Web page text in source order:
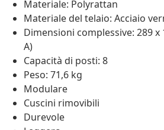
Materiale: Polyrattan
Materiale del telaio: Acciaio
Dimensioni complessive: 289 x
A)
Capacità di posti: 8
Peso: 71,6 kg
Modulare
Cuscini rimovibili
Durevole